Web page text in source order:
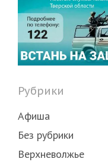
Рубрики
Афиша
Без рубрики
Верхневолжье